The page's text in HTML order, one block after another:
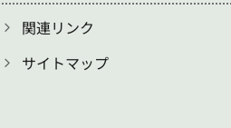
関連リンク
サイトマップ